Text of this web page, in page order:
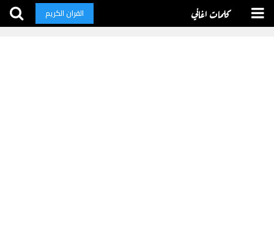
كلمات اغاني القران الكريم